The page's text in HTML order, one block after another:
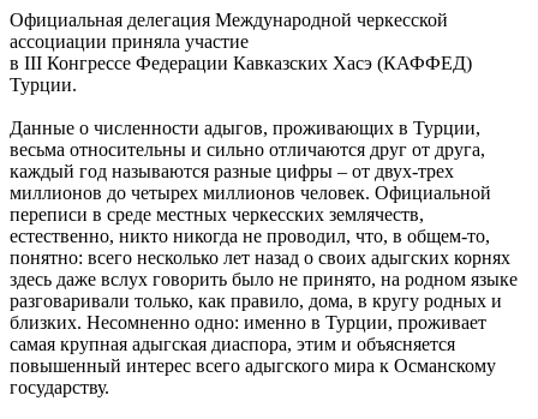
Официальная делегация Международной черкесской
ассоциации приняла участие
в III Конгрессе Федерации Кавказских Хасэ (КАФФЕД)
Турции.
Данные о численности адыгов, проживающих в Турции,
весьма относительны и сильно отличаются друг от друга,
каждый год называются разные цифры – от двух-трех
миллионов до четырех миллионов человек. Официальной
переписи в среде местных черкесских землячеств,
естественно, никто никогда не проводил, что, в общем-то,
понятно: всего несколько лет назад о своих адыгских корнях
здесь даже вслух говорить было не принято, на родном языке
разговаривали только, как правило, дома, в кругу родных и
близких. Несомненно одно: именно в Турции, проживает
самая крупная адыгская диаспора, этим и объясняется
повышенный интерес всего адыгского мира к Османскому
государству.